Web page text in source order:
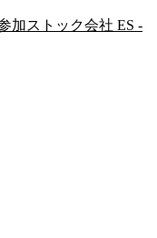
加ストック会社 ES -